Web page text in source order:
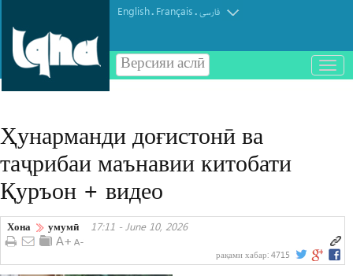
English. Français.فارسی
Версияи аслӣ
باز
و
Ҳунарманди доғистонӣ ва
таҷрибаи маънавии китобати
Қуръон + видео
Хона умумӣ 17:11 - June 10, 2026
рақами хабар: 4715